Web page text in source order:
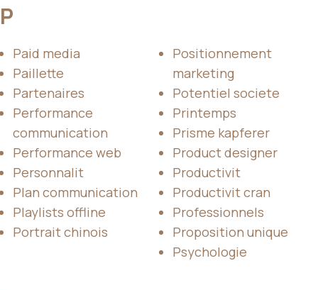
P
Paid media
Paillette
Partenaires
Performance
communication
Performance web
Personnalit
Plan communication
Playlists offline
Portrait chinois
Positionnement
marketing
Potentiel societe
Printemps
Prisme kapferer
Product designer
Productivit
Productivit cran
Professionnels
Proposition unique
Psychologie